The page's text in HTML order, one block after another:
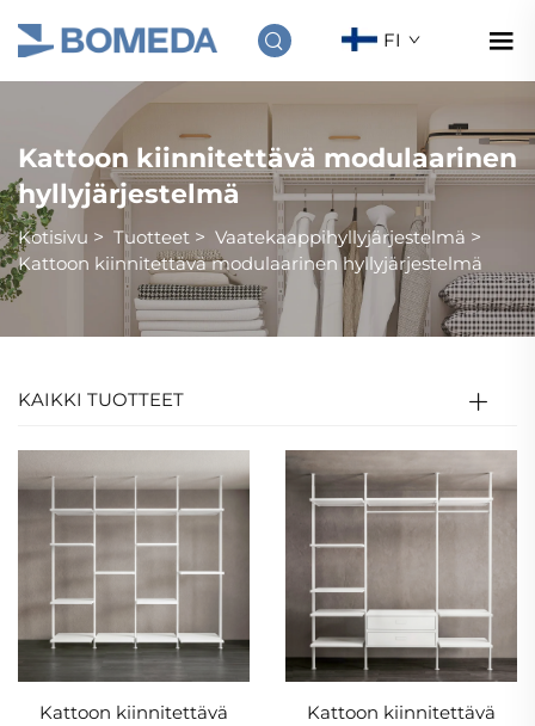
FI
Kattoon kiinnitettävä modulaarinen
hyllyjärjestelmä
Kotisivu > Tuotteet > Vaatekaappihyllyjärjestelmä >
Kattoon kiinnitettävä modulaarinen hyllyjärjestelmä
KAIKKI TUOTTEET
Kattoon kiinnitettävä
Kattoon kiinnitettävä